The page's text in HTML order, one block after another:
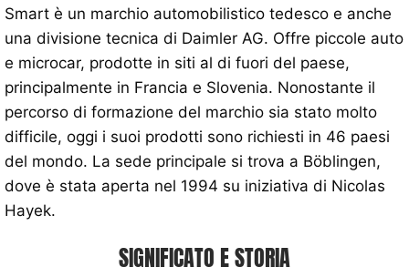
Smart è un marchio automobilistico tedesco e anche
una divisione tecnica di Daimler AG. Offre piccole auto
e microcar, prodotte in siti al di fuori del paese,
principalmente in Francia e Slovenia. Nonostante il
percorso di formazione del marchio sia stato molto
difficile, oggi i suoi prodotti sono richiesti in 46 paesi
del mondo. La sede principale si trova a Böblingen,
dove è stata aperta nel 1994 su iniziativa di Nicolas
Hayek.
SIGNIFICATO E STORIA